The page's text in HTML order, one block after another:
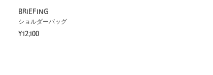
BRIEFING
ショルダーバッグ
¥12,100